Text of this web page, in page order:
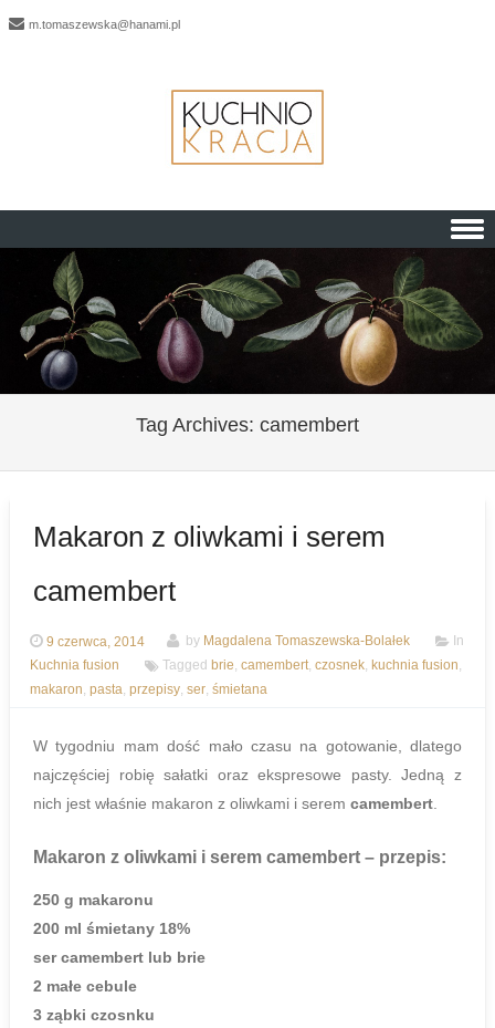
m.tomaszewska@hanami.pl
Skip to content
Tag Archives: camembert
Makaron z oliwkami i serem
camembert
9 czerwca, 2014 by Magdalena Tomaszewska-Bolałek
In
Kuchnia fusion
Tagged brie, camembert, czosnek, kuchnia fusion,
makaron, pasta, przepisy, ser, śmietana
W tygodniu mam dość mało czasu na gotowanie, dlatego
najczęściej robię sałatki oraz ekspresowe pasty. Jedną z
nich jest właśnie makaron z oliwkami i serem camembert.
Makaron z oliwkami i serem camembert – przepis:
250 g makaronu
200 ml śmietany 18%
ser camembert lub brie
2 małe cebule
3 ząbki czosnku